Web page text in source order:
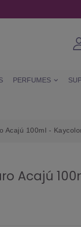
PERFUMES
Acajú 100ml -
Acajú